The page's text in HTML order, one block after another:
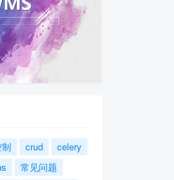
crud
celery
常见问题